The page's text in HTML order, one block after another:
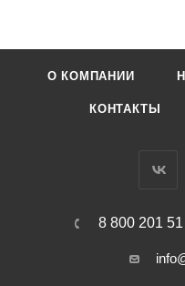
О КОМПАНИИ
КОНТАКТЫ
8 800 201